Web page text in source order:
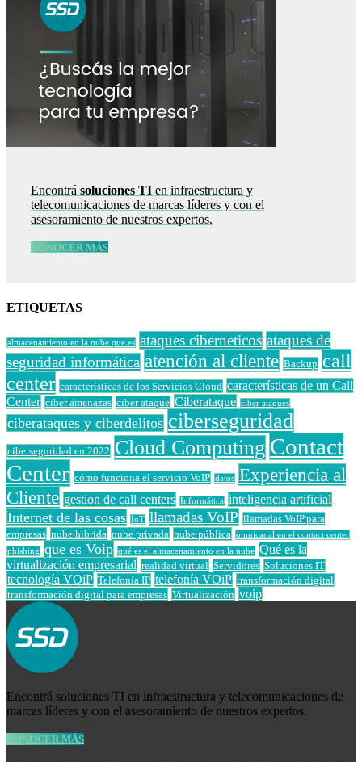
Encontrá soluciones TI en infraestructura y
telecomunicaciones de marcas líderes y con el
asesoramiento de nuestros expertos.
CONOCER MÁS
ETIQUETAS
almacenamiento en la nube que es ataques ciberneticos ataques de
seguridad informática atención al cliente Backup call
center características de los Servicios Cloud características de un Call
Center ciber amenazas ciber ataque Ciberataque ciber ataques
ciberataques y ciberdelitos ciberseguridad
ciberseguridad en 2022 Cloud Computing Contact
Center cómo funciona el servicio VoIP datos Experiencia al
Cliente gestion de call centers Informática inteligencia artificial
Internet de las cosas IoT llamadas VoIP llamadas VoIP para
empresas nube hibrida nube privada nube pública
omnicanal en el contact center
phishing
que es Voip qué es el almacenamiento en la nube Qué es la
virtualización empresarial realidad virtual Servidores Soluciones IT
tecnología VOiP Telefonía IP telefonía VOiP transformación digital
transformación digital para empresas Virtualización voip
Encontrá soluciones TI en infraestructura y telecomunicaciones de
marcas líderes y con el asesoramiento de nuestros expertos.
CONOCER MÁS